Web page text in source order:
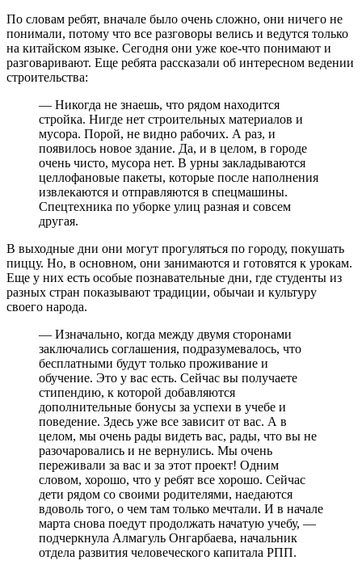
По словам ребят, вначале было очень сложно, они ничего не
понимали, потому что все разговоры велись и ведутся только
на китайском языке. Сегодня они уже кое-что понимают и
разговаривают. Еще ребята рассказали об интересном ведении
строительства:
— Никогда не знаешь, что рядом находится
стройка. Нигде нет строительных материалов и
мусора. Порой, не видно рабочих. А раз, и
появилось новое здание. Да, и в целом, в городе
очень чисто, мусора нет. В урны закладываются
целлофановые пакеты, которые после наполнения
извлекаются и отправляются в спецмашины.
Спецтехника по уборке улиц разная и совсем
другая.
В выходные дни они могут прогуляться по городу, покушать
пиццу. Но, в основном, они занимаются и готовятся к урокам.
Еще у них есть особые познавательные дни, где студенты из
разных стран показывают традиции, обычаи и культуру
своего народа.
— Изначально, когда между двумя сторонами
заключались соглашения, подразумевалось, что
бесплатными будут только проживание и
обучение. Это у вас есть. Сейчас вы получаете
стипендию, к которой добавляются
дополнительные бонусы за успехи в учебе и
поведение. Здесь уже все зависит от вас. А в
целом, мы очень рады видеть вас, рады, что вы не
разочаровались и не вернулись. Мы очень
переживали за вас и за этот проект! Одним
словом, хорошо, что у ребят все хорошо. Сейчас
дети рядом со своими родителями, наедаются
вдоволь того, о чем там только мечтали. И в начале
марта снова поедут продолжать начатую учебу, —
подчеркнула Алмагуль Онгарбаева, начальник
отдела развития человеческого капитала РПП.